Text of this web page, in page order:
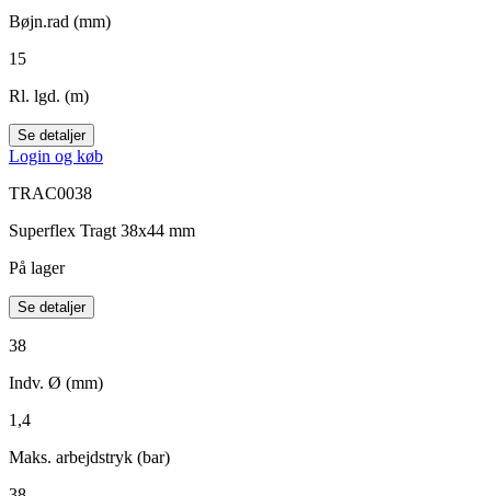
Bøjn.rad (mm)
15
Rl. lgd. (m)
Se detaljer
Login og køb
TRAC0038
Superflex Tragt 38x44 mm
På lager
Se detaljer
38
Indv. Ø (mm)
1,4
Maks. arbejdstryk (bar)